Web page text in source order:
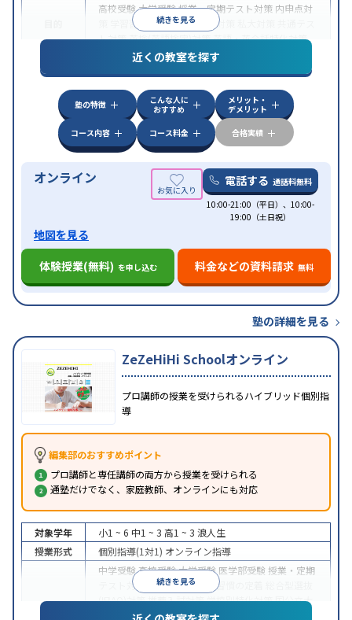
続きを見る
高校受験大学受験授業・定期テスト対策 内申点対
学習習慣の定着国公立大対策
ト対策英検(英語検定)対策英語・英会話特化対策
特徴
中高一貫校生に対応授業の振替可能
学習にPC・タブレットを利用オンライン対応1
科目から受講可能
近くの教室を探す
塾の特徴
こんな人に
おすすめ
メリット・
デメリット
コース内容
コース料金 合格実績
オンライン 電話する 通話料無料
10:00-21:00（平日）、10:00-
19:00（土日祝）
地図を見る
体験授業(無料) を申し込む 料金などの資料請求 無料
塾の詳細を見る
ZeZeHiHi Schoolオンライン
プロ講師の授業を受けられるハイブリッド個別指
導
編集部のおすすめポイント
プロ講師と専任講師の両方から授業を受けられる
通塾だけでなく、家庭教師、オンラインにも対応
続きを見る
対象学年 小1 ~ 6 中1 ~ 3 高1 ~ 3 浪人生
授業形式
個別指導(1対1) オンライン指導
中学受験高校受験大学受験 医学部受験 授業・定期
テスト対策
内申点対策 学習習慣の定着
(旧AO)対策推薦入試対策学校別特化対策国公立大
私大対策共通テスト対策